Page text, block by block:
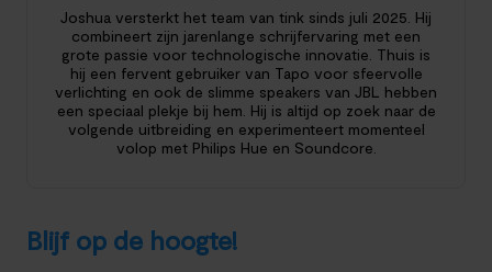
Joshua versterkt het team van tink sinds juli 2025. Hij
combineert zijn jarenlange schrijfervaring met een
grote passie voor technologische innovatie. Thuis is
hij een fervent gebruiker van Tapo voor sfeervolle
verlichting en ook de slimme speakers van JBL hebben
een speciaal plekje bij hem. Hij is altijd op zoek naar de
volgende uitbreiding en experimenteert momenteel
volop met Philips Hue en Soundcore.
Blijf op de hoogte!